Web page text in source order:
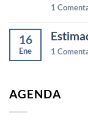
1
16
Ene 1
AGENDA